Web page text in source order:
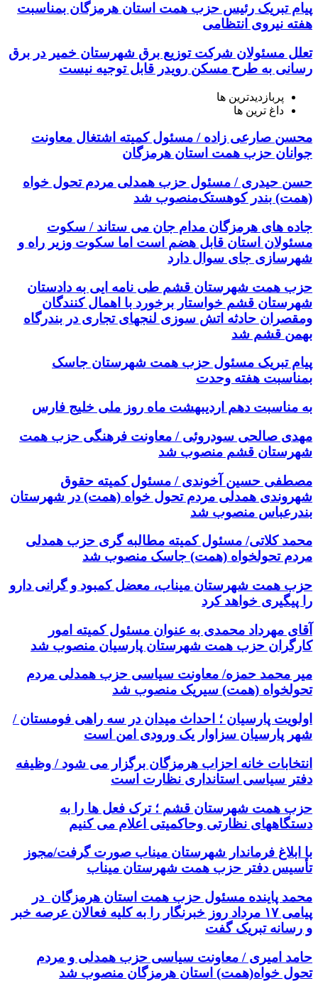
پیام تبریک رئیس حزب همت استان هرمزگان بمناسبت
هفته نیروی انتظامی
تعلل مسئولان شرکت توزیع برق شهرستان خمیر در برق
رسانی به طرح مسکن رویدر قابل توجیه نیست
پربازدیدترین ها
داغ ترین ها
محسن صارعی زاده / مسئول کمیته اشتغال معاونت
جوانان حزب همت استان هرمزگان
حسن حیدری / مسئول حزب همدلی مردم تحول خواه
(همت) بندر کوهستک‌منصوب شد
جاده های هرمزگان مدام جان می ستاند / سکوت
مسئولان استان قابل هضم است اما سکوت وزیر راه و
شهرسازی جای سوال دارد
حزب همت شهرستان قشم طی نامه ایی به دادستان
شهرستان قشم خواستار برخورد با اهمال کنندگان
ومقصران حادثه اتش سوزی لنجهای تجاری در بندرگاه
بهمن قشم شد
پیام تبریک مسئول حزب همت شهرستان جاسک
بمناسبت هفته وحدت
به مناسبت دهم اردیبهشت ماه روز ملی خلیج فارس
مهدی صالحی سودروئی / معاونت فرهنگی حزب همت
شهرستان قشم منصوب شد
مصطفی حسین آخوندی / مسئول کمیته حقوق
شهروندی همدلی مردم تحول خواه (همت) در شهرستان
بندرعباس منصوب شد
محمد کلاتی/ مسئول کمیته مطالبه گری حزب همدلی
مردم تحولخواه (همت) جاسک منصوب شد
حزب همت شهرستان میناب، معضل کمبود و گرانی دارو
را پیگیری خواهد کرد
آقای مهرداد محمدی به عنوان مسئول کمیته امور
کارگران حزب همت شهرستان پارسیان منصوب شد
میر محمد حمزه/ معاونت سیاسی حزب همدلی مردم
تحولخواه (همت) سیریک منصوب شد
اولویت پارسیان ؛ احداث میدان در سه راهی فومستان /
شهر پارسیان سزاوار یک ورودی امن است
انتخابات خانه احزاب هرمزگان برگزار می شود / وظیفه
دفتر سیاسی استانداری نظارت است
حزب همت شهرستان قشم ؛ ترک فعل ها را به
دستگاههای نظارتی وحاکمیتی اعلام می کنیم
با ابلاغ فرماندار شهرستان میناب صورت گرفت/مجوز
تأسیس دفتر حزب همت شهرستان میناب
محمد پاینده مسئول حزب همت استان هرمزگان در
پیامی ۱۷ مرداد روز خبرنگار را به کلیه فعالان عرصه خبر
و رسانه تبریک گفت
حامد امیری / معاونت سیاسی حزب همدلی و مردم
تحول خواه(همت) استان هرمزگان منصوب شد